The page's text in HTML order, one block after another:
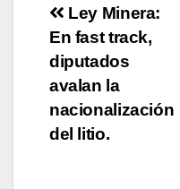
de
entradas
Ley Minera:
En fast track,
diputados
avalan la
nacionalización
del litio.